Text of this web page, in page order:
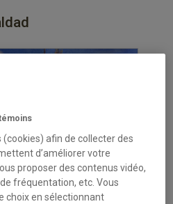
afin de collecter des
d’améliorer votre
proposer des contenus vidéo,
fréquentation, etc. Vous
choix en sélectionnant